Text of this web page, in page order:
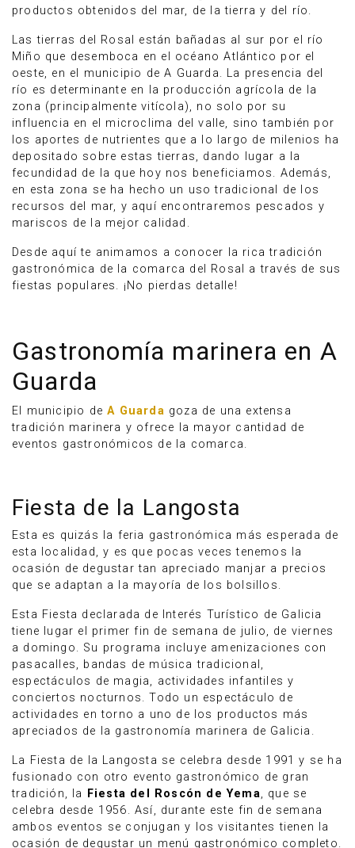
productos obtenidos del mar, de la tierra y del río.
Las tierras del Rosal están bañadas al sur por el río
Miño que desemboca en el océano Atlántico por el
oeste, en el municipio de A Guarda. La presencia del
río es determinante en la producción agrícola de la
zona (principalmente vitícola), no solo por su
influencia en el microclima del valle, sino también por
los aportes de nutrientes que a lo largo de milenios ha
depositado sobre estas tierras, dando lugar a la
fecundidad de la que hoy nos beneficiamos. Además,
en esta zona se ha hecho un uso tradicional de los
recursos del mar, y aquí encontraremos pescados y
mariscos de la mejor calidad.
Desde aquí te animamos a conocer la rica tradición
gastronómica de la comarca del Rosal a través de sus
fiestas populares. ¡No pierdas detalle!
Gastronomía marinera en A
Guarda
El municipio deA Guarda goza de una extensa
tradición marinera y ofrece la mayor cantidad de
eventos gastronómicos de la comarca.
Fiesta de la Langosta
Esta es quizás la feria gastronómica más esperada de
esta localidad, y es que pocas veces tenemos la
ocasión de degustar tan apreciado manjar a precios
que se adaptan a la mayoría de los bolsillos.
Esta Fiesta declarada de Interés Turístico de Galicia
tiene lugar el primer fin de semana de julio, de viernes
a domingo. Su programa incluye amenizaciones con
pasacalles, bandas de música tradicional,
espectáculos de magia, actividades infantiles y
conciertos nocturnos. Todo un espectáculo de
actividades en torno a uno de los productos más
apreciados de la gastronomía marinera de Galicia.
La Fiesta de la Langosta se celebra desde 1991 y se ha
fusionado con otro evento gastronómico de gran
tradición, la
Fiesta del Roscón de Yema, que se
celebra desde 1956. Así, durante este fin de semana
ambos eventos se conjugan y los visitantes tienen la
ocasión de degustar un menú gastronómico completo.